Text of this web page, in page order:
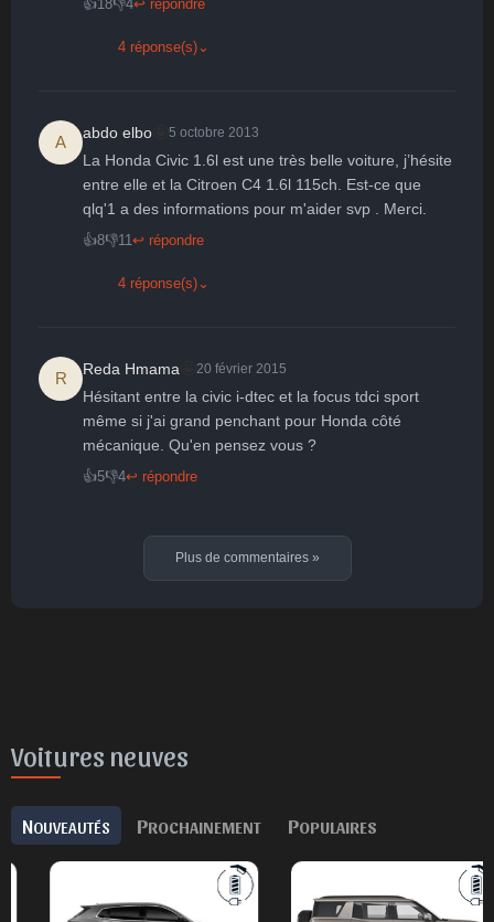
👍18👎4↩ répondre
4 réponse(s) ⌄
A
abdo elbo 5 octobre 2013
La Honda Civic 1.6l est une très belle voiture, j’hésite
entre elle et la Citroen C4 1.6l 115ch. Est-ce que
qlq'1 a des informations pour m'aider svp . Merci.
👍8👎11↩ répondre
4 réponse(s) ⌄
R
Reda Hmama 20 février 2015
Hésitant entre la civic i-dtec et la focus tdci sport
même si j'ai grand penchant pour Honda côté
mécanique. Qu'en pensez vous ?
👍5👎4↩ répondre
Plus de commentaires »
Voitures neuves
NOUVEAUTÉS PROCHAINEMENT POPULAIRES